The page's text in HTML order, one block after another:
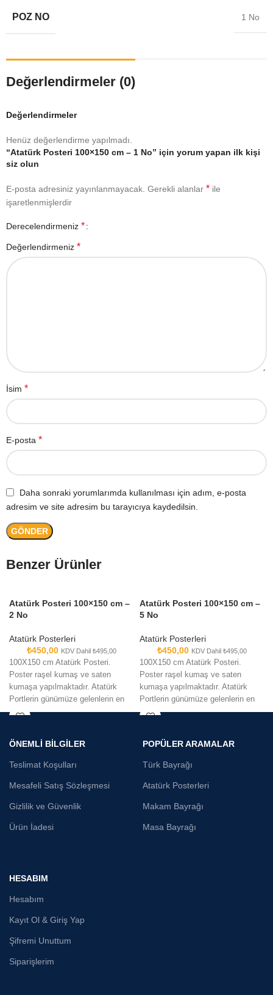
POZ NO 1 No
Değerlendirmeler (0)
Değerlendirmeler
Henüz değerlendirme yapılmadı.
“Atatürk Posteri 100×150 cm – 1 No” için yorum yapan ilk kişi
siz olun
E-posta adresiniz yayınlanmayacak. Gerekli alanlar * ile
işaretlenmişlerdir
Derecelendirmeniz *
Değerlendirmeniz *
İsim *
E-posta *
Daha sonraki yorumlarımda kullanılması için adım, e-posta
adresim ve site adresim bu tarayıcıya kaydedilsin.
Benzer Ürünler
Atatürk Posteri 100×150 cm –
2 No
Atatürk Posterleri
₺450,00 KDV Dahil ₺495,00
100X150 cm Atatürk Posteri.
Poster raşel kumaş ve saten
kumaşa yapılmaktadır. Atatürk
Portlerin günümüze gelenlerin en
canlı şekliyle kullanma imkanı
Atatürk Posteri 100×150 cm –
5 No
Atatürk Posterleri
₺450,00 KDV Dahil ₺495,00
100X150 cm Atatürk Posteri.
Poster raşel kumaş ve saten
kumaşa yapılmaktadır. Atatürk
Portlerin günümüze gelenlerin en
canlı şekliyle kullanma imkanı
ÖNEMLİ BİLGİLER
Teslimat Koşulları
Mesafeli Satış Sözleşmesi
Gizlilik ve Güvenlik
Ürün İadesi
POPÜLER ARAMALAR
Türk Bayrağı
Atatürk Posterleri
Makam Bayrağı
Masa Bayrağı
HESABIM
Hesabım
Kayıt Ol & Giriş Yap
Şifremi Unuttum
Siparişlerim